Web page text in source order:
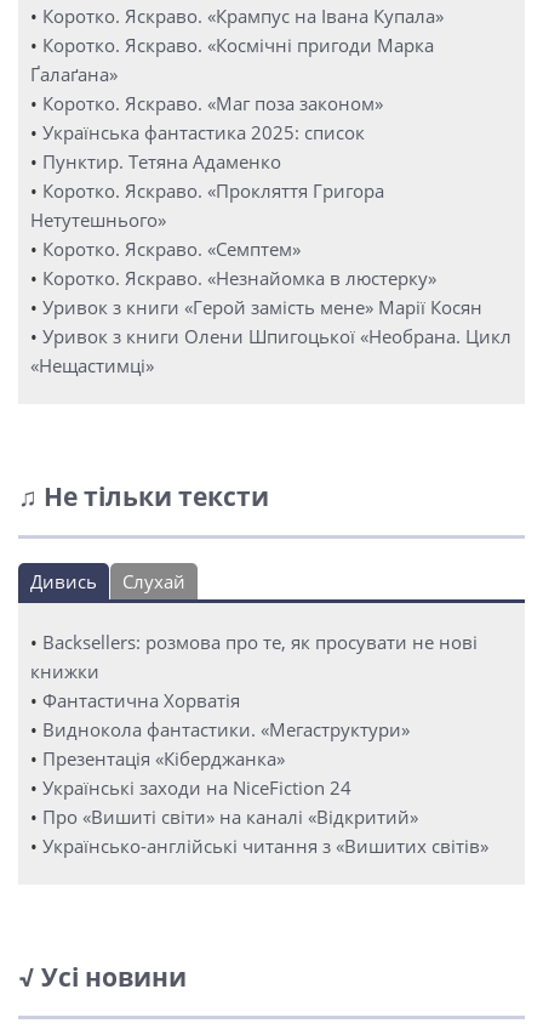
• Коротко. Яскраво. «Крампус на Івана Купала»
• Коротко. Яскраво. «Космічні пригоди Марка
Ґалаґана»
• Коротко. Яскраво. «Маг поза законом»
• Українська фантастика 2025: список
• Пунктир. Тетяна Адаменко
• Коротко. Яскраво. «Прокляття Григора
Нетутешнього»
• Коротко. Яскраво. «Семптем»
• Коротко. Яскраво. «Незнайомка в люстерку»
• Уривок з книги «Герой замість мене» Марії Косян
• Уривок з книги Олени Шпигоцької «Необрана. Цикл
«Нещастимці»
♫ Не тільки тексти
Дивись Слухай
• Backsellers: розмова про те, як просувати не нові
книжки
• Фантастична Хорватія
• Виднокола фантастики. «Мегаструктури»
• Презентація «Кіберджанка»
• Українські заходи на NiceFiction 24
• Про «Вишиті світи» на каналі «Відкритий»
• Українсько-англійські читання з «Вишитих світів»
√ Усі новини